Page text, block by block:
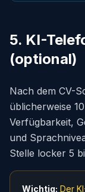
5. KI-
(optional)
Nach dem CV-
üblicherweise
Verfügbarkeit,
und
Stelle locker 5
Wichtig: Der